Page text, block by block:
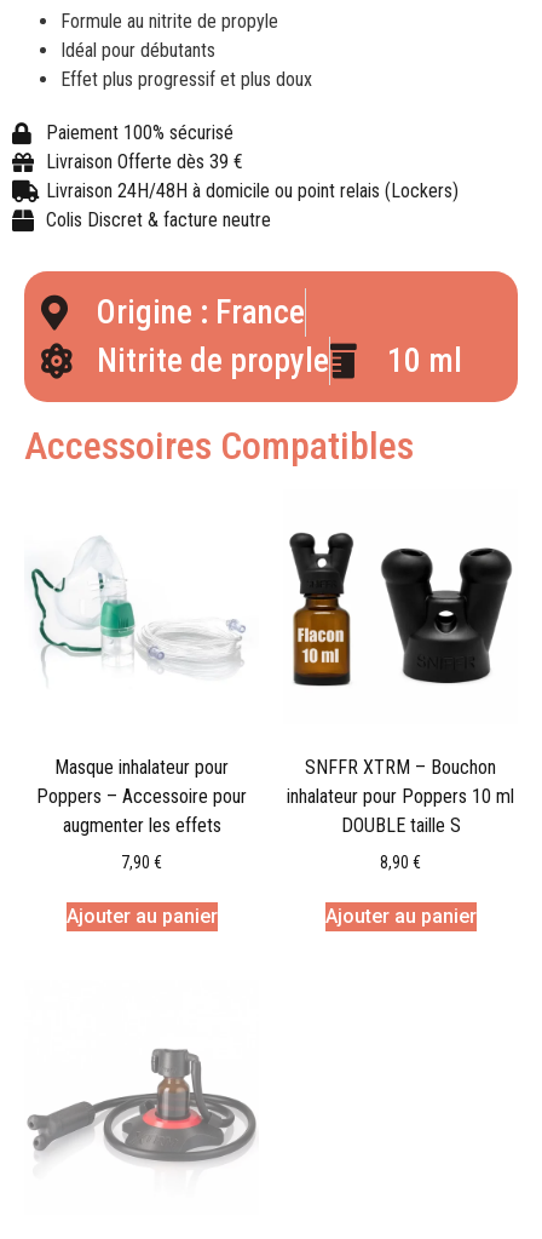
Formule au nitrite de propyle
Idéal pour débutants
Effet plus progressif et plus doux
Paiement 100% sécurisé
Livraison Offerte dès 39 €
Livraison 24H/48H à domicile ou point relais (Lockers)
Colis Discret & facture neutre
Origine : France
Nitrite de propyle
10 ml
Accessoires Compatibles
Masque inhalateur pour
Poppers – Accessoire pour
augmenter les effets
7,90 €
Ajouter au panier
SNFFR XTRM – Bouchon
inhalateur pour Poppers 10 ml
DOUBLE taille S
8,90 €
Ajouter au panier